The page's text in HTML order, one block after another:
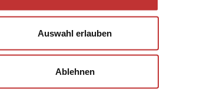
Auswahl erlauben
Ablehnen